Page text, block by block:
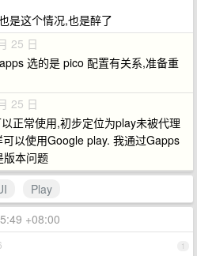
是这个情况,也是醉了
25 日
选的是 pico 配置有关系,准备重
25 日
正常使用,初步定位为play未被代理
以使用Google play. 我通过Gapps
版本问题
Play
+08:00
1